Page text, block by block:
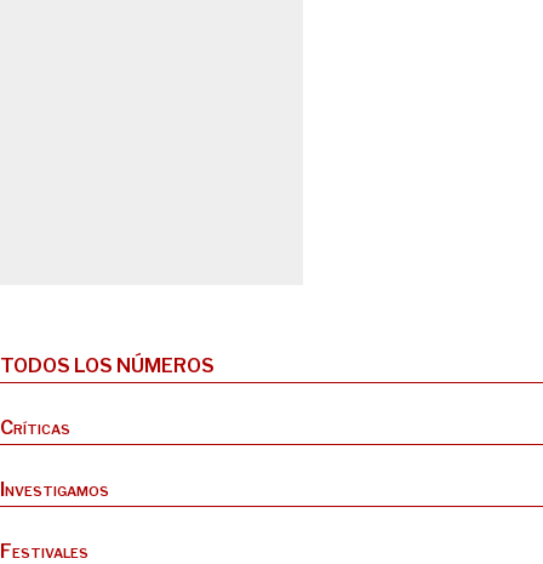
TODOS LOS NÚMEROS
Críticas
Investigamos
Festivales